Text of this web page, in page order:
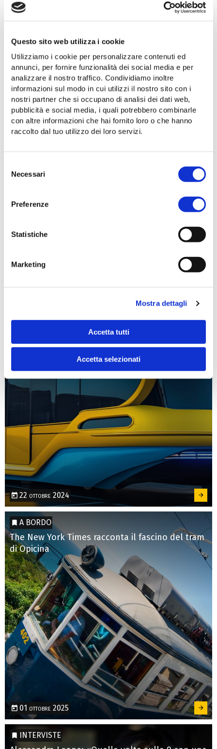
Questo sito web utilizza i cookie
Utilizziamo i cookie per personalizzare contenuti ed
annunci, per fornire funzionalità dei social media e per
analizzare il nostro traffico. Condividiamo inoltre
informazioni sul modo in cui utilizzi il nostro sito con i
nostri partner che si occupano di analisi dei dati web,
pubblicità e social media, i quali potrebbero combinarle
con altre informazioni che hai fornito loro o che hanno
raccolto dal tuo utilizzo dei loro servizi.
delNecessari
Preferenze
Statistiche
Marketing
Mostra dettagli
Accetta tutti
Accetta selezionati
Friuli Venezia Giulia in un'unica
app
VISION
Perché innovare i trasporti significa sviluppare il
territorio
Come ti immagini gli autobus del futuro?
Condividi la tua visione e vinci
22 ottobre 2024
A BORDO
The New York Times racconta il fascino del tram
di Opicina
01 ottobre 2025
INTERVISTE